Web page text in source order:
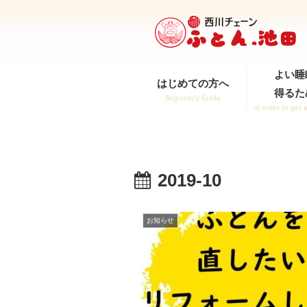
はじめての方へ
Beginner’s Guide
よい
得る
in order to get
2019-10
お知らせ